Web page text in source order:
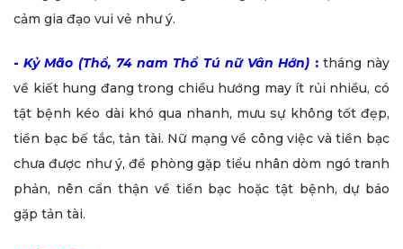
cảm gia đạo vui vẻ như ý.
-Kỷ Mão (Thổ, 74 nam Thổ Tú nữ Vân Hớn) :tháng này
về kiết hung đang trong chiều hướng may ít rủi nhiều, có
tật bệnh kéo dài khó qua nhanh, mưu sự không tốt đẹp,
tiền bạc bế tắc, tản tài. Nữ mạng về công việc và tiền bạc
chưa được như ý, đề phòng gặp tiểu nhân dòm ngó tranh
phản, nên cẩn thận về tiền bạc hoặc tật bệnh, dự báo
gặp tản tài.